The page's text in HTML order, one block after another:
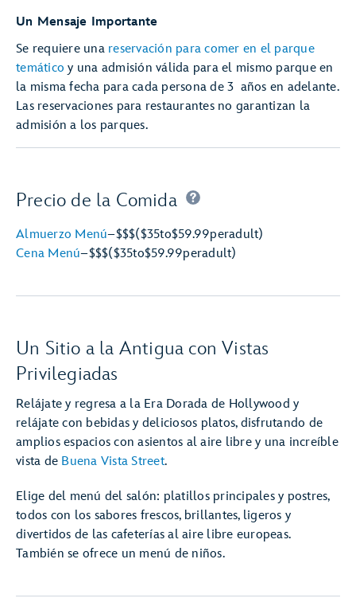
Un Mensaje Importante
Se requiere una reservación para comer en el parque
temático y una admisión válida para el mismo parque en
la misma fecha para cada persona de 3 años en adelante.
Las reservaciones para restaurantes no garantizan la
admisión a los parques.
Precio de la Comida
Almuerzo Menú–$$$($35to$59.99peradult)
Cena Menú–$$$($35to$59.99peradult)
Un Sitio a la Antigua con Vistas
Privilegiadas
Relájate y regresa a la Era Dorada de Hollywood y
relájate con bebidas y deliciosos platos, disfrutando de
amplios espacios con asientos al aire libre y una increíble
vista de Buena Vista Street.
Elige del menú del salón: platillos principales y postres,
todos con los sabores frescos, brillantes, ligeros y
divertidos de las cafeterías al aire libre europeas.
También se ofrece un menú de niños.